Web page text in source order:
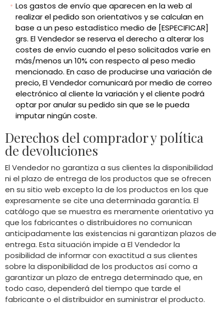
Los gastos de envío que aparecen en la web al
realizar el pedido son orientativos y se calculan en
base a un peso estadístico medio de [ESPECIFICAR]
grs. El Vendedor se reserva el derecho a alterar los
costes de envío cuando el peso solicitados varíe en
más/menos un 10% con respecto al peso medio
mencionado. En caso de producirse una variación de
precio, El Vendedor comunicará por medio de correo
electrónico al cliente la variación y el cliente podrá
optar por anular su pedido sin que se le pueda
imputar ningún coste.
Derechos del comprador y política
de devoluciones
El Vendedor no garantiza a sus clientes la disponibilidad
ni el plazo de entrega de los productos que se ofrecen
en su sitio web excepto la de los productos en los que
expresamente se cite una determinada garantía. El
catálogo que se muestra es meramente orientativo ya
que los fabricantes o distribuidores no comunican
anticipadamente las existencias ni garantizan plazos de
entrega. Esta situación impide a El Vendedor la
posibilidad de informar con exactitud a sus clientes
sobre la disponibilidad de los productos así como a
garantizar un plazo de entrega determinado que, en
todo caso, dependerá del tiempo que tarde el
fabricante o el distribuidor en suministrar el producto.